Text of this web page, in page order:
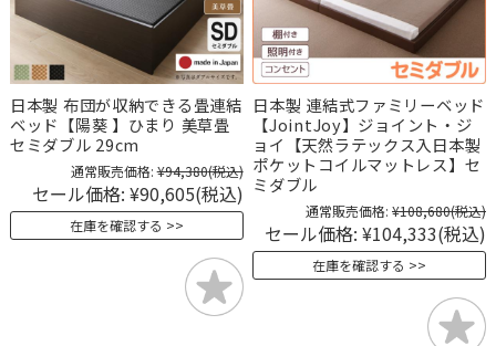
日本製 布団が収納できる畳連結
ベッド【陽葵 】ひまり 美草畳
セミダブル 29cm
通常販売価格: ¥94,380(税込)
セール価格: ¥90,605(税込)
在庫を確認する
日本製 連結式ファミリーベッド
【JointJoy】ジョイント・ジ
ョイ【天然ラテックス入日本製
ポケットコイルマットレス】セ
ミダブル
通常販売価格: ¥108,680(税込)
セール価格: ¥104,333(税込)
在庫を確認する